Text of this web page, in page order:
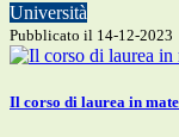
Università
Pubblicato il 14-12-2023
Il corso di laurea in